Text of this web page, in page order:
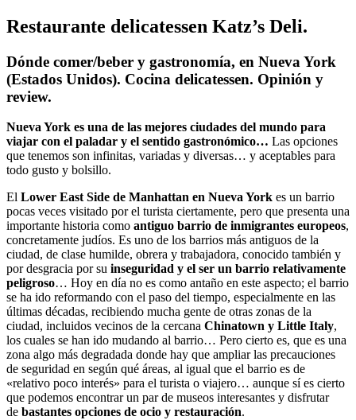
Restaurante delicatessen Katz’s Deli.
Dónde comer/beber y gastronomía, en Nueva York
(Estados Unidos). Cocina delicatessen. Opinión y
review.
Nueva York es una de las mejores ciudades del mundo para
viajar con el paladar y el sentido gastronómico… Las opciones
que tenemos son infinitas, variadas y diversas… y aceptables para
todo gusto y bolsillo.
El Lower East Side de Manhattan en Nueva York es un barrio
pocas veces visitado por el turista ciertamente, pero que presenta una
importante historia como antiguo barrio de inmigrantes europeos,
concretamente judíos. Es uno de los barrios más antiguos de la
ciudad, de clase humilde, obrera y trabajadora, conocido también y
por desgracia por su inseguridad y el ser un barrio relativamente
peligroso… Hoy en día no es como antaño en este aspecto; el barrio
se ha ido reformando con el paso del tiempo, especialmente en las
últimas décadas, recibiendo mucha gente de otras zonas de la
ciudad, incluidos vecinos de la cercana Chinatown y Little Italy,
los cuales se han ido mudando al barrio… Pero cierto es, que es una
zona algo más degradada donde hay que ampliar las precauciones
de seguridad en según qué áreas, al igual que el barrio es de
«relativo poco interés» para el turista o viajero… aunque sí es cierto
que podemos encontrar un par de museos interesantes y disfrutar
de bastantes opciones de ocio y restauración.